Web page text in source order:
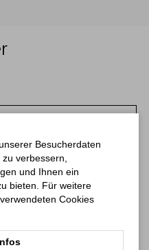
Print-Werbemittel
Besucherdaten
verbessern,
und Ihnen ein
bieten. Für weitere
Cookies